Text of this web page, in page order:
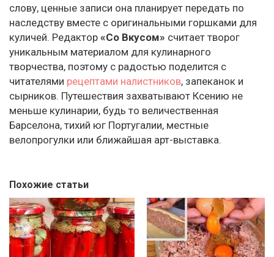
слову, ценные записи она планирует передать по
наследству вместе с оригинальными горшками для
куличей. Редактор «Со Вкусом» считает творог
уникальным материалом для кулинарного
творчества, поэтому с радостью поделится с
читателями рецептами налистников, запеканок и
сырников. Путешествия захватывают Ксению не
меньше кулинарии, будь то величественная
Барселона, тихий юг Португалии, местные
велопрогулки или ближайшая арт-выставка.
Похожие статьи